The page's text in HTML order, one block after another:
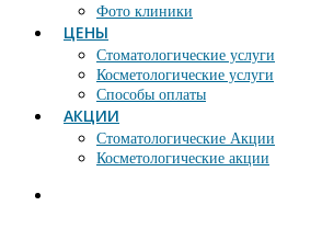
Фото клиники
ЦЕНЫ
Стоматологические услуги
Косметологические услуги
Способы оплаты
АКЦИИ
Стоматологические Акции
Косметологические акции